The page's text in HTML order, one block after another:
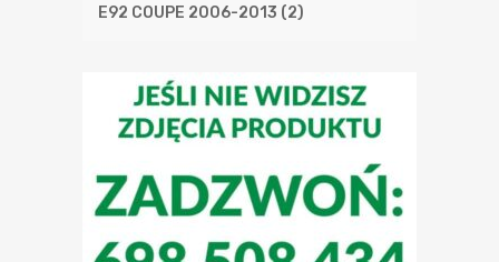
E92 COUPE 2006-2013 (2)